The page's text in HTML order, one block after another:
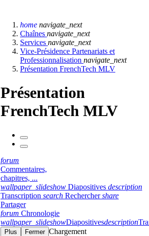
home navigate_next
Chaînes navigate_next
Services navigate_next
Vice-Présidence Partenariats et
Professionnalisation navigate_next
Présentation FrenchTech MLV
Présentation
FrenchTech MLV
forum
Commentaires,
chapitres, ...
wallpaper_slideshow Diapositives description
Transcription search Rechercher share
Partager
forum Chronologie
wallpaper_slideshowDiapositivesdescription
Plus Fermer Chargement